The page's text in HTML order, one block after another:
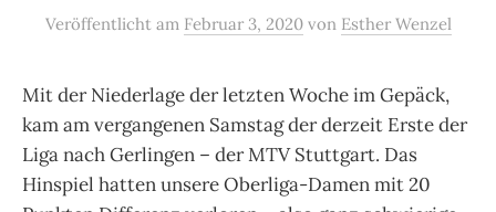
Veröffentlicht am Februar 3, 2020 von Esther Wenzel
Mit der Niederlage der letzten Woche im Gepäck,
kam am vergangenen Samstag der derzeit Erste der
Liga nach Gerlingen – der MTV Stuttgart. Das
Hinspiel hatten unsere Oberliga-Damen mit 20